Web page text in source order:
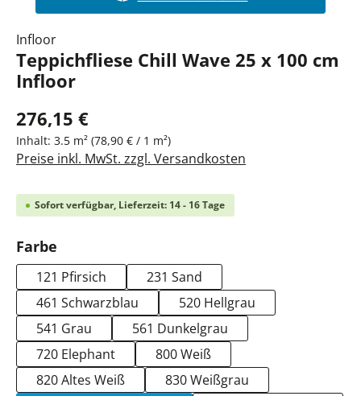
Infloor
Teppichfliese Chill Wave 25 x 100 cm
Infloor
276,15 €
Inhalt: 3.5 m² (78,90 € / 1 m²)
Preise inkl. MwSt. zzgl. Versandkosten
Sofort verfügbar, Lieferzeit: 14 - 16 Tage
Farbe
121 Pfirsich
231 Sand
461 Schwarzblau
520 Hellgrau
541 Grau
561 Dunkelgrau
720 Elephant
800 Weiß
820 Altes Weiß
830 Weißgrau